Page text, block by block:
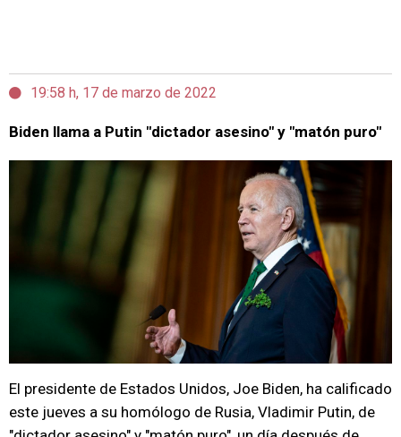
19:58 h, 17 de marzo de 2022
Biden llama a Putin "dictador asesino" y "matón puro"
El presidente de Estados Unidos, Joe Biden, ha calificado
este jueves a su homólogo de Rusia, Vladimir Putin, de